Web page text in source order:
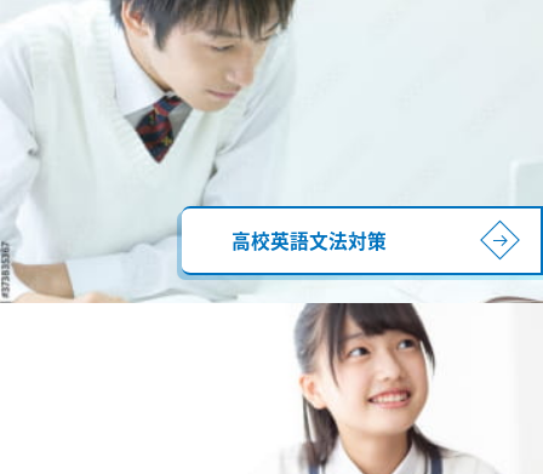
高校英語文法対策